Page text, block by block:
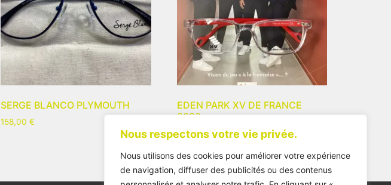
Nous respectons votre vie privée.
Nous utilisons des cookies pour améliorer votre expérience
de navigation, diffuser des publicités ou des contenus
SERGE BLANCO PLYMOUTH
158,00€
EDEN PARK XV DE FRANCE
3080
162,00€